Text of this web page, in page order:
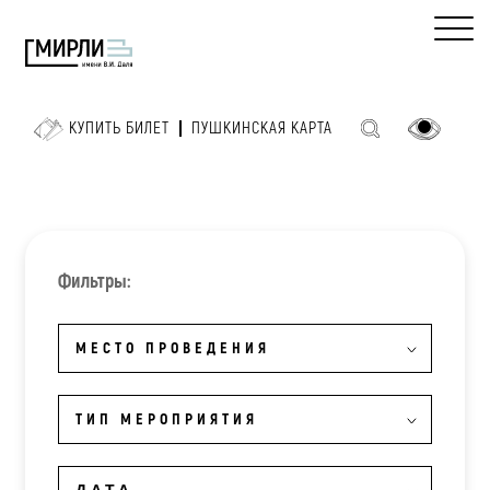
КУПИТЬ БИЛЕТ ПУШКИНСКАЯ КАРТА
Фильтры:
МЕСТО ПРОВЕДЕНИЯ
ТИП МЕРОПРИЯТИЯ